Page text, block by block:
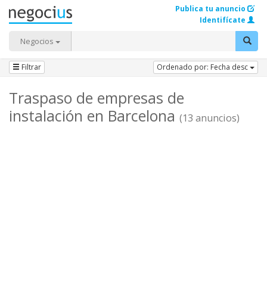
Negocios
Publica tu anuncio
Identifícate
Filtrar Ordenado por: Fecha desc
Traspaso de empresas de
instalación en Barcelona (13 anuncios)